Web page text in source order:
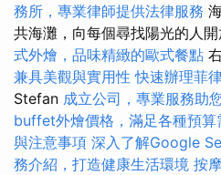
務所，專業律師提供法律服務
共海灘，向每個尋找陽光的人開
式外燴，品味精緻的歐式餐點
兼具美觀與實用性 快速辦理菲
Stefan 成立公司，專業服務助
buffet外燴價格，滿足各種預算
與注意事項 深入了解Google
務介紹，打造健康生活環境 按